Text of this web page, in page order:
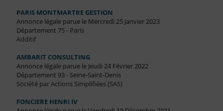
PARIS MONTMARTRE GESTION
Annonce légale parue le Mercredi 25 Janvier 2023
Département 75 - Paris
Additif
AMBARIT CONSULTING
Annonce légale parue le Jeudi 24 Février 2022
Département 93 - Seine-Saint-Denis
Société par Actions Simplifiées (SAS)
FONCIERE HENRI IV